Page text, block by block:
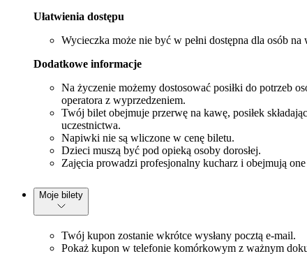
Ułatwienia dostępu
Wycieczka może nie być w pełni dostępna dla osób
Dodatkowe informacje
Na życzenie możemy dostosować posiłki do potrzeb
operatora z wyprzedzeniem.
Twój bilet obejmuje przerwę na kawę, posiłek
uczestnictwa.
Napiwki nie są wliczone w cenę biletu.
Dzieci muszą być pod opieką osoby dorosłej.
Zajęcia prowadzi profesjonalny kucharz i obejmują
Moje bilety
Twój kupon zostanie wkrótce wysłany pocztą e-mail.
Pokaż kupon w telefonie komórkowym z ważnym